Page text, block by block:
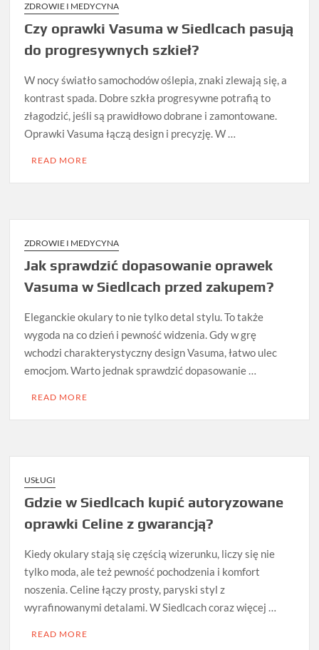
ZDROWIE I MEDYCYNA
Czy oprawki Vasuma w Siedlcach pasują
do progresywnych szkieł?
W nocy światło samochodów oślepia, znaki zlewają się, a
kontrast spada. Dobre szkła progresywne potrafią to
złagodzić, jeśli są prawidłowo dobrane i zamontowane.
Oprawki Vasuma łączą design i precyzję. W …
READ MORE
ZDROWIE I MEDYCYNA
Jak sprawdzić dopasowanie oprawek
Vasuma w Siedlcach przed zakupem?
Eleganckie okulary to nie tylko detal stylu. To także
wygoda na co dzień i pewność widzenia. Gdy w grę
wchodzi charakterystyczny design Vasuma, łatwo ulec
emocjom. Warto jednak sprawdzić dopasowanie …
READ MORE
USŁUGI
Gdzie w Siedlcach kupić autoryzowane
oprawki Celine z gwarancją?
Kiedy okulary stają się częścią wizerunku, liczy się nie
tylko moda, ale też pewność pochodzenia i komfort
noszenia. Celine łączy prosty, paryski styl z
wyrafinowanymi detalami. W Siedlcach coraz więcej …
READ MORE